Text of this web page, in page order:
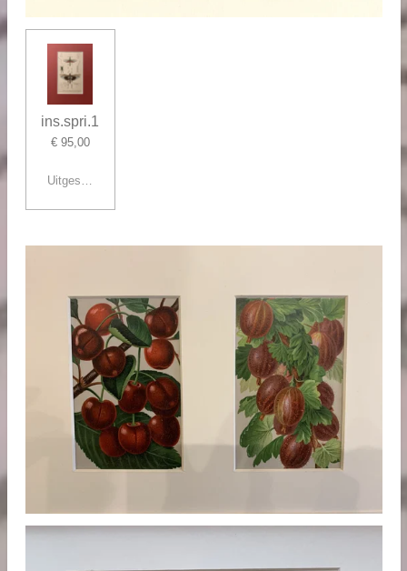
ins.spri.1
€ 95,00
Uitgeschakeld